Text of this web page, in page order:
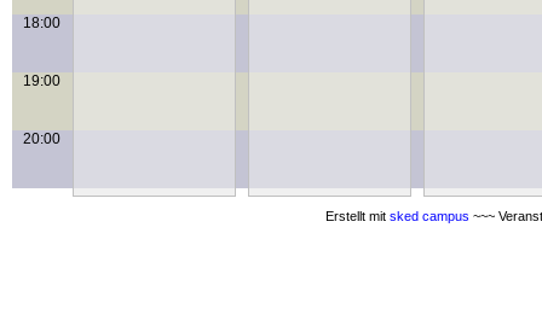
18:00
19:00
20:00
Erstellt mit sked campus ~~~